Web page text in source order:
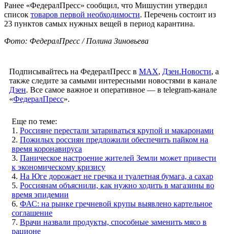
Ранее «ФедералПресс» сообщил, что Мишустин утвердил
список товаров первой необходимости. Перечень состоит из
23 пунктов самых нужных вещей в период карантина.
Фото: ФедералПресс / Полина Зиновьева
Подписывайтесь на ФедералПресс в МАХ, Дзен.Новости, а
также следите за самыми интересными новостями в канале
Дзен. Все самое важное и оперативное — в telegram-канале
«ФедералПресс».
Еще по теме:
1. Россияне перестали затариваться крупой и макаронами
2. Пожилых россиян предложили обеспечить пайком на
время коронавируса
3. Паническое настроение жителей Земли может привести
к экономическому кризису
4. На Юге дорожает не гречка и туалетная бумага, а сахар
5. Россиянам объяснили, как нужно ходить в магазины во
время эпидемии
6. ФАС: на рынке гречневой крупы выявлено картельное
соглашение
7. Врачи назвали продукты, способные заменить мясо в
рационе